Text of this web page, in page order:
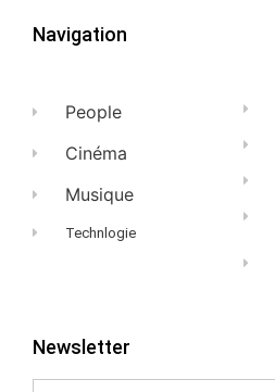
Navigation
People
Cinéma
Musique
Technlogie
Newsletter